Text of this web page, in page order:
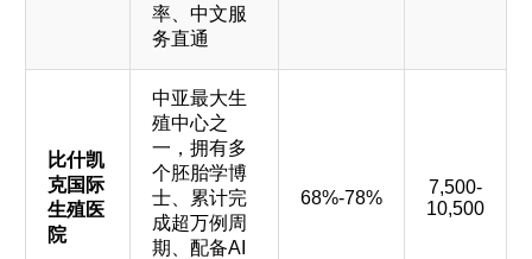
率、中文服
务直通
比什凯
克国际
生殖医
院
中亚最大生
殖中心之
一，拥有多
个胚胎学博
士、累计完
成超万例周
期、配备AI
68%-78%
7,500-
10,500